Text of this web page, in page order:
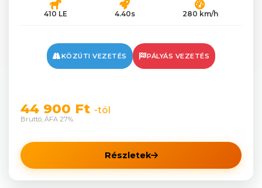
410 LE 4.40s 280 km/h
KÖZÚTI VEZETÉS PÁLYÁS VEZETÉS
44 900 Ft -tól
Bruttó, ÁFA 27%
Részletek